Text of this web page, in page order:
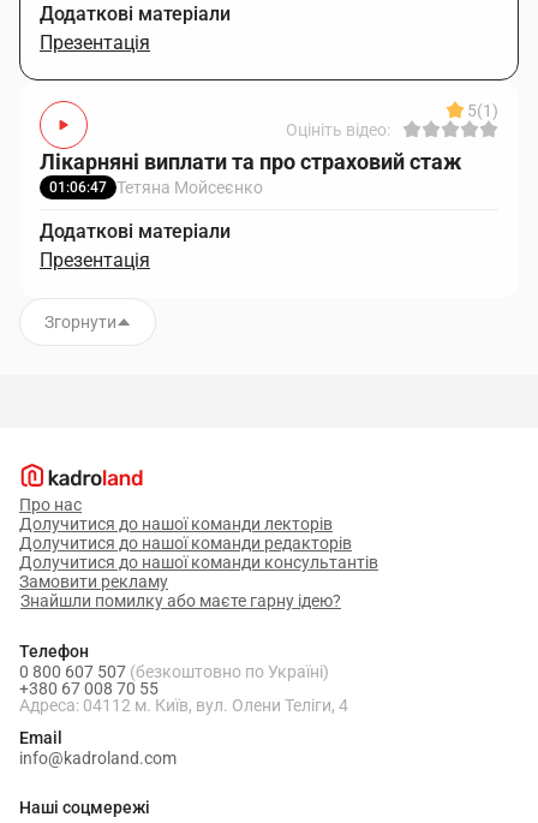
Додаткові матеріали
Презентація
5(1)
Оцініть відео:
Лікарняні виплати та про страховий стаж
01:06:47 Тетяна Мойсеєнко
Додаткові матеріали
Презентація
Згорнути
Про нас
Долучитися до нашої команди лекторів
Долучитися до нашої команди редакторів
Долучитися до нашої команди консультантів
Замовити рекламу
Знайшли помилку або маєте гарну ідею?
Телефон
0 800 607 507 (безкоштовно по Україні)
+380 67 008 70 55
Адреса: 04112 м. Київ, вул. Олени Теліги, 4
Email
info@kadroland.com
Наші соцмережі